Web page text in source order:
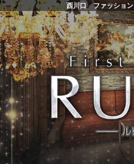
西川口 ファッショ